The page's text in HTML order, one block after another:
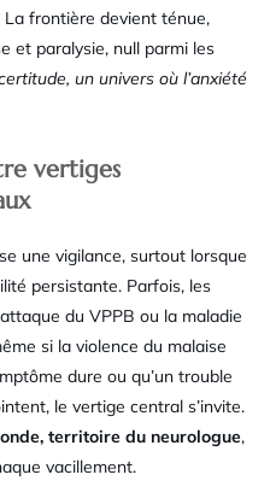
La frontière devient ténue,
et paralysie, null parmi les
un univers où l’anxiété
vertiges
une vigilance, surtout lorsque
persistante. Parfois, les
du VPPB ou la maladie
si la violence du malaise
dure ou qu’un trouble
le vertige central s’invite.
territoire du neurologue,
vacillement.